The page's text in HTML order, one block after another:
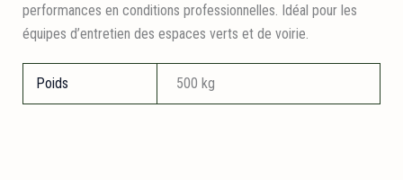
performances en conditions professionnelles. Idéal pour les
équipes d’entretien des espaces verts et de voirie.
Poids 500 kg